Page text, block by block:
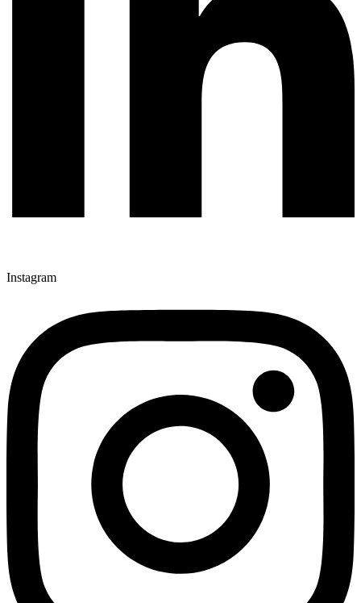
Instagram